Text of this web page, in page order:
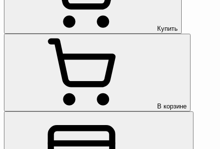
Купить
В корзине